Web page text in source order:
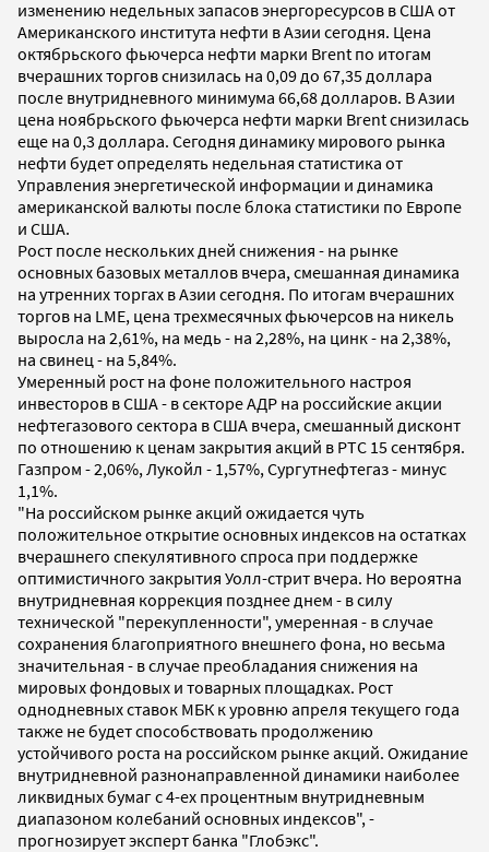
изменению недельных запасов энергоресурсов в США от
Американского института нефти в Азии сегодня. Цена
октябрьского фьючерса нефти марки Brent по итогам
вчерашних торгов снизилась на 0,09 до 67,35 доллара
после внутридневного минимума 66,68 долларов. В Азии
цена ноябрьского фьючерса нефти марки Brent снизилась
еще на 0,3 доллара. Сегодня динамику мирового рынка
нефти будет определять недельная статистика от
Управления энергетической информации и динамика
американской валюты после блока статистики по Европе
и США.
Рост после нескольких дней снижения - на рынке
основных базовых металлов вчера, смешанная динамика
на утренних торгах в Азии сегодня. По итогам вчерашних
торгов на LME, цена трехмесячных фьючерсов на никель
выросла на 2,61%, на медь - на 2,28%, на цинк - на 2,38%,
на свинец - на 5,84%.
Умеренный рост на фоне положительного настроя
инвесторов в США - в секторе АДР на российские акции
нефтегазового сектора в США вчера, смешанный дисконт
по отношению к ценам закрытия акций в РТС 15 сентября.
Газпром - 2,06%, Лукойл - 1,57%, Сургутнефтегаз - минус
1,1%.
"На российском рынке акций ожидается чуть
положительное открытие основных индексов на остатках
вчерашнего спекулятивного спроса при поддержке
оптимистичного закрытия Уолл-стрит вчера. Но вероятна
внутридневная коррекция позднее днем - в силу
технической "перекупленности", умеренная - в случае
сохранения благоприятного внешнего фона, но весьма
значительная - в случае преобладания снижения на
мировых фондовых и товарных площадках. Рост
однодневных ставок МБК к уровню апреля текущего года
также не будет способствовать продолжению
устойчивого роста на российском рынке акций. Ожидание
внутридневной разнонаправленной динамики наиболее
ликвидных бумаг с 4-ех процентным внутридневным
диапазоном колебаний основных индексов", -
прогнозирует эксперт банка "Глобэкс".